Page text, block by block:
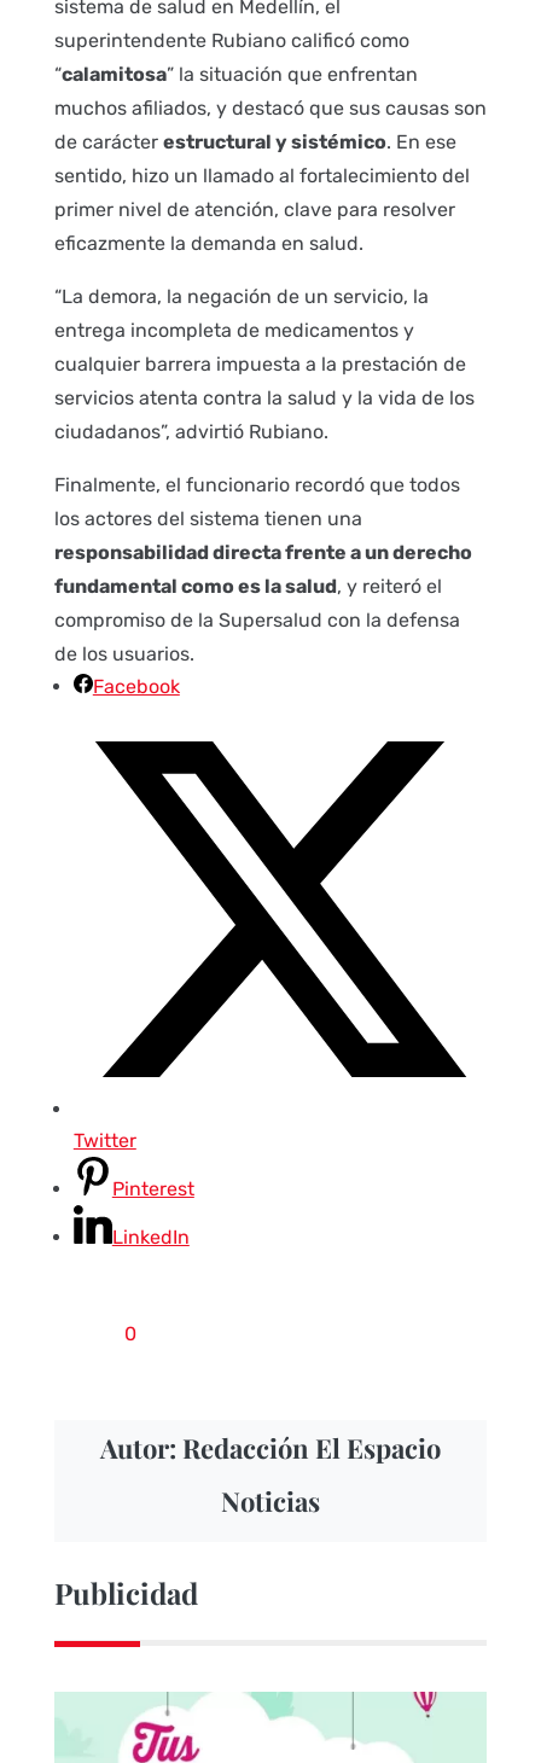
sistema de salud en Medellín, el
superintendente Rubiano calificó como
“calamitosa” la situación que enfrentan
muchos afiliados, y destacó que sus causas son
de carácter estructural y sistémico. En ese
sentido, hizo un llamado al fortalecimiento del
primer nivel de atención, clave para resolver
eficazmente la demanda en salud.
“La demora, la negación de un servicio, la
entrega incompleta de medicamentos y
cualquier barrera impuesta a la prestación de
servicios atenta contra la salud y la vida de los
ciudadanos”, advirtió Rubiano.
Finalmente, el funcionario recordó que todos
los actores del sistema tienen una
responsabilidad directa frente a un derecho
fundamental como es la salud, y reiteró el
compromiso de la Supersalud con la defensa
de los usuarios.
Facebook
Twitter
Pinterest
LinkedIn
0
Autor: Redacción El Espacio
Noticias
Publicidad